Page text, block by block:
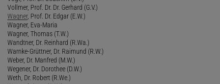
Vollmer, Prof. Dr. Dr. Gerhard (G.V.)
Wagner, Prof. Dr. Edgar (E.W.)
Wagner, Eva-Maria
Wagner, Thomas (T.W.)
Wandtner, Dr. Reinhard (R.Wa.)
Warnke-Grüttner, Dr. Raimund (R.W.)
Weber, Dr. Manfred (M.W.)
Wegener, Dr. Dorothee (D.W.)
Weth, Dr. Robert (R.We.)